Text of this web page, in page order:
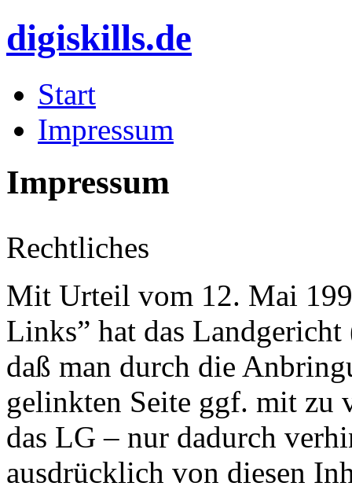
digiskills.de
Start
Impressum
Impressum
Rechtliches
Mit Urteil vom 12. Mai
Links” hat das
daß man durch die
gelinkten Seite ggf. mit zu
das LG – nur dadurch
ausdrücklich von diesen